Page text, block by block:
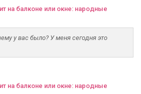
на балконе или окне: народные
у вас было? У меня сегодня это
на балконе или окне: народные